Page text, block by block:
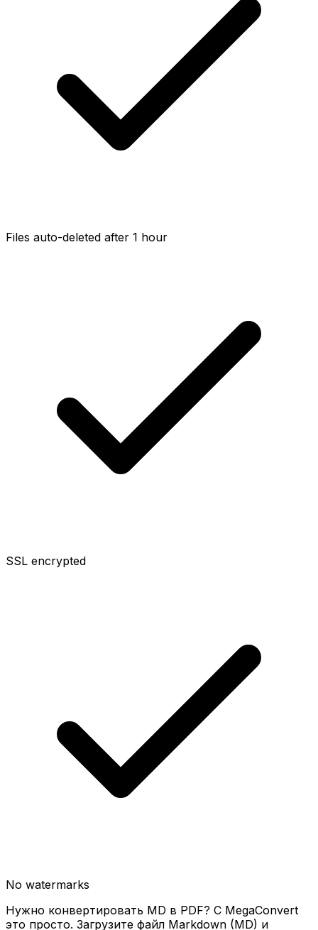
Files auto-deleted after 1 hour
SSL encrypted
No watermarks
Нужно конвертировать MD в PDF? С MegaConvert
это просто. Загрузите файл Markdown (MD) и